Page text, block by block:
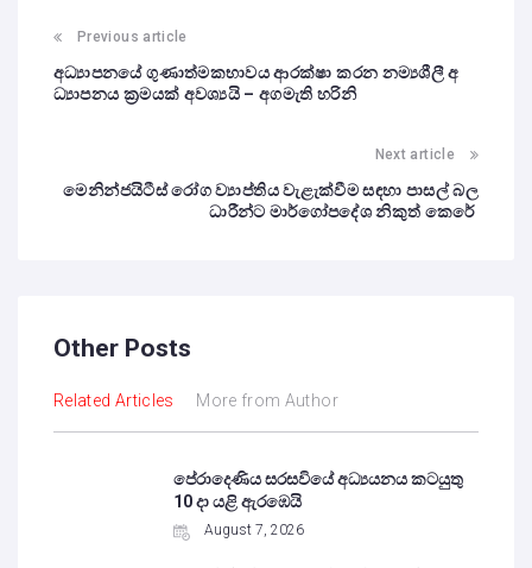
Previous article
අධ්‍යාපනයේ ගුණාත්මකභාවය ආරක්ෂා කරන නම්‍යශීලී අ
ධ්‍යාපනය ක්‍රමයක් අවශ්‍යයි – අගමැති හරිනි
Next article
මෙනින්ජයිටීස් රෝග ව්‍යාප්තිය වැළැක්වීම සඳහා පාසල් බල
ධාරීන්ට මාර්ගෝපදේශ නිකුත් කෙරේ
Other Posts
Related Articles More from Author
පේරාදෙණිය සරසවියේ අධ්‍යයනය කටයුතු
10 දා යළි ඇරඹෙයි
August 7, 2026